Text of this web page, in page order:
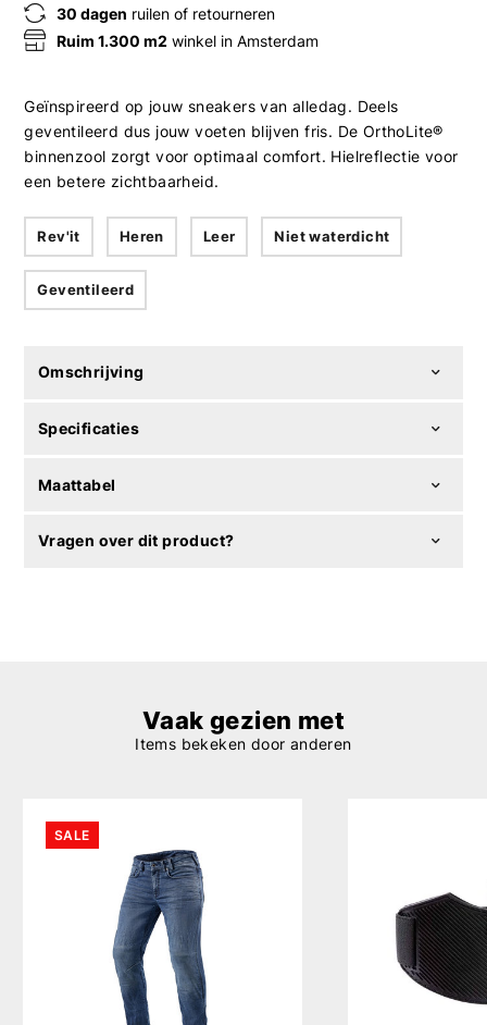
30 dagen ruilen of retourneren
Ruim 1.300 m2 winkel in Amsterdam
Geïnspireerd op jouw sneakers van alledag. Deels
geventileerd dus jouw voeten blijven fris. De OrthoLite®
binnenzool zorgt voor optimaal comfort. Hielreflectie voor
een betere zichtbaarheid.
Rev'it Heren Leer Niet waterdicht
Geventileerd
Omschrijving
Specificaties
Maattabel
Vragen over dit product?
Vaak gezien met
Items bekeken door anderen
SALE